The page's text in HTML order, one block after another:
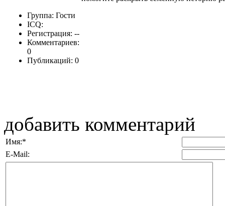
Группа: Гости
ICQ:
Регистрация: --
Комментариев:
0
Публикаций: 0
добавить комментарий
Имя:*
E-Mail: